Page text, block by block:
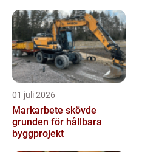
01 juli 2026
Markarbete skövde
grunden för hållbara
byggprojekt